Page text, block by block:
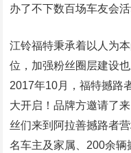
办了不下数百场车友会
江铃福特秉承着以人为
位，加强粉丝圈层建设
2017年10月，福特撼路
大开启！品牌方邀请了
丝们来到阿拉善撼路者
名车主及家属、200余